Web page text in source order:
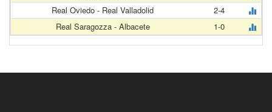
Real Oviedo - Real Valladolid
2-4
Real Saragozza - Albacete
1-0